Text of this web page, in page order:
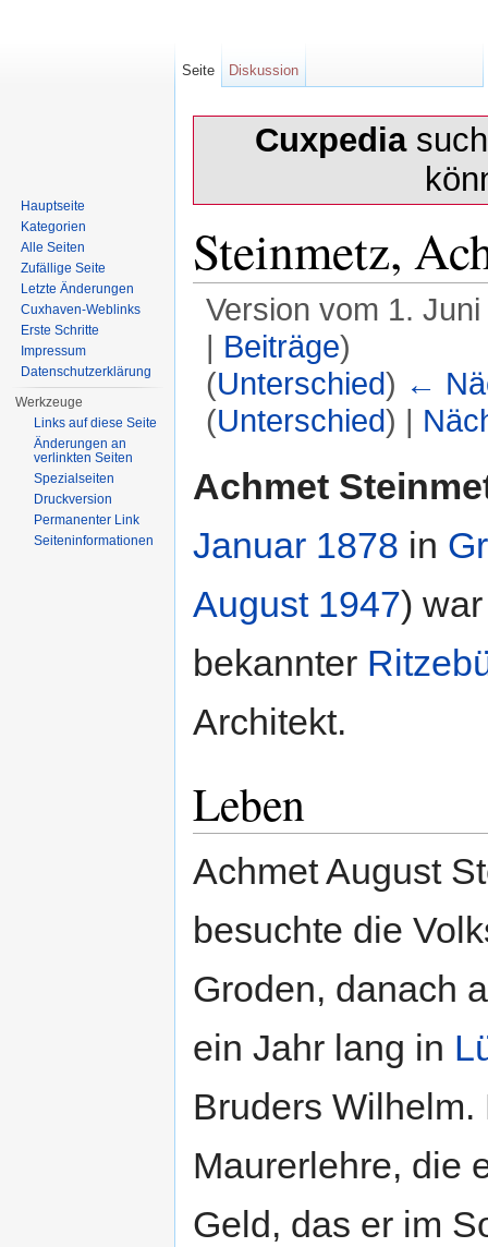
Cuxpedia
Steinmetz,
Version vom 1.
| Beiträge)
(Unterschied) ←
(Unterschied) |
Achmet
Januar 1878 in
August 1947)
bekannter
Architekt.
Leben
Achmet August
besuchte die
Groden, danach
ein Jahr lang in
Bruders
Maurerlehre, die
Geld, das er im
Seite Diskussion
Hauptseite
Kategorien
Alle Seiten
Zufällige Seite
Letzte Änderungen
Cuxhaven-Weblinks
Erste Schritte
Impressum
Datenschutzerklärung
Werkzeuge
Links auf diese Seite
Änderungen an
verlinkten Seiten
Spezialseiten
Druckversion
Permanenter Link
Seiten­informationen